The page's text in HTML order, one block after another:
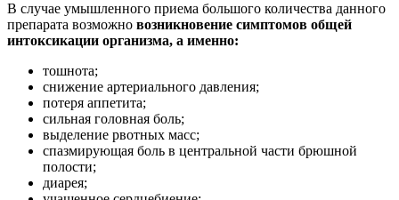
В случае умышленного приема большого количества данного
препарата возможно возникновение симптомов общей
интоксикации организма, а именно:
тошнота;
снижение артериального давления;
потеря аппетита;
сильная головная боль;
выделение рвотных масс;
спазмирующая боль в центральной части брюшной
полости;
диарея;